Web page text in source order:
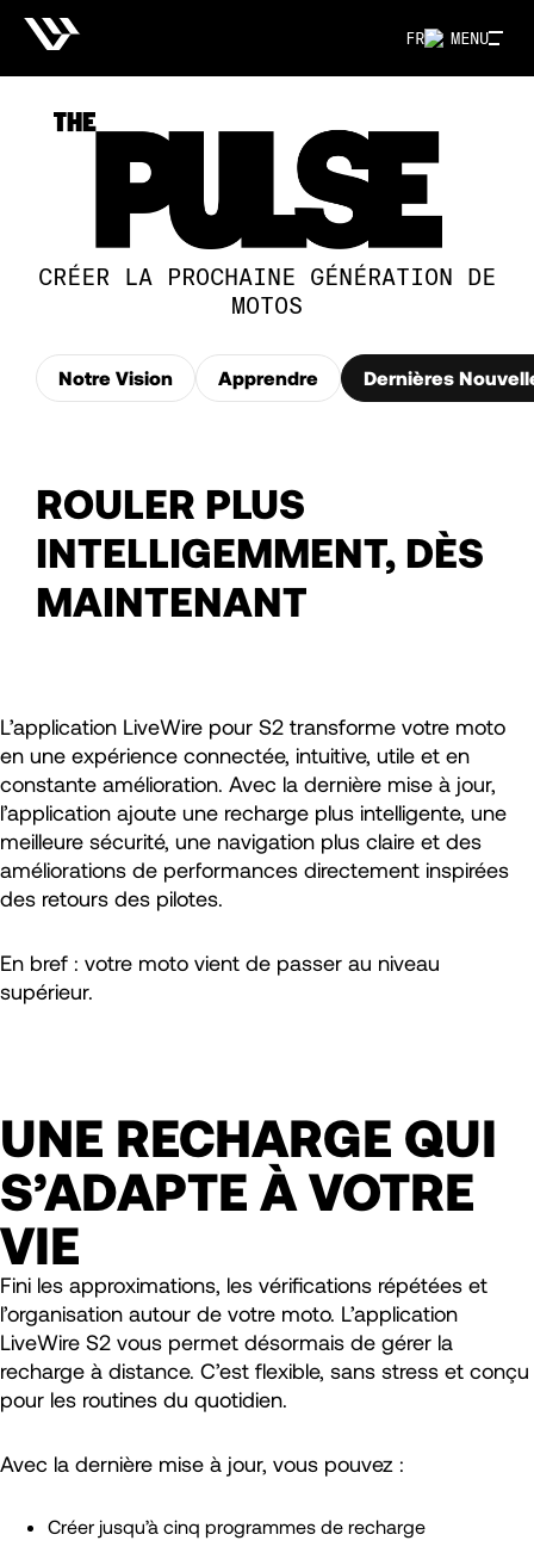
MENU
FR
CRÉER LA PROCHAINE GÉNÉRATION DE
MOTOS
Notre Vision Apprendre Dernières
ROULER PLUS
INTELLIGEMMENT, DÈS
MAINTENANT
L’application LiveWire pour S2 transforme votre moto
en une expérience connectée, intuitive, utile et en
constante amélioration. Avec la dernière mise à jour,
l’application ajoute une recharge plus intelligente, une
meilleure sécurité, une navigation plus claire et des
améliorations de performances directement inspirées
des retours des pilotes.
En bref : votre moto vient de passer au niveau
supérieur.
UNE RECHARGE QUI
S’ADAPTE À VOTRE
VIE
Fini les approximations, les vérifications répétées et
l’organisation autour de votre moto. L’application
LiveWire S2 vous permet désormais de gérer la
recharge à distance. C’est flexible, sans stress et conçu
pour les routines du quotidien.
Avec la dernière mise à jour, vous pouvez :
Créer jusqu’à cinq programmes de recharge